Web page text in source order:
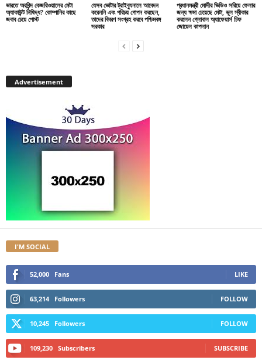
ভারতে অরবিন্দ কেজরিওয়ালের মেটা
অ্যাকাউন্ট নিষিদ্ধ? কোম্পানির কাছে
জবাব চেয়ে পোস্ট
যেসব ভোটার ট্রাইব্যুনালে আবেদন
করেননি এবং পরিচয় গোপন করছেন,
তাদের বিবরণ সংগ্রহ করবে পশ্চিমবঙ্গ
সরকার
প্রধানমন্ত্রী মোদীর ভিডিও সরিয়ে ফেলার
জন্য ক্ষমা চেয়েছে মেটা, ভুল স্বীকার
করলেন গ্লোবাল অ্যাফেয়ার্স চিফ
জোয়েল কাপলান
Advertisement
I'M SOCIAL
52,000 Fans LIKE
63,214 Followers FOLLOW
10,245 Followers FOLLOW
109,230 Subscribers SUBSCRIBE